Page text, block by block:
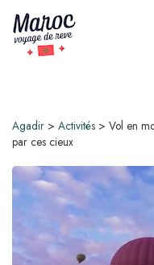
Agadir > Activités > Vol en
par ces cieux